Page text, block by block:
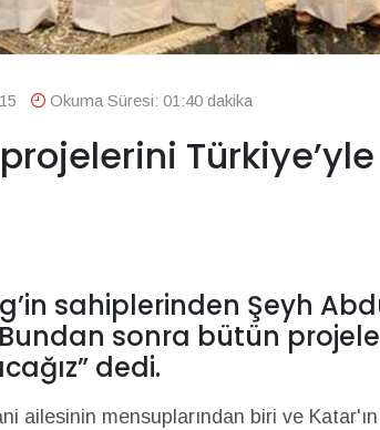
Okuma Süresi: 01:40 dakika
Türkiye’yle
sahiplerinden Şeyh
sonra bütün
dedi.
ailesinin mensuplarından biri ve